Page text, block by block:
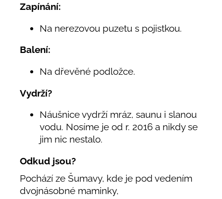
Zapínání:
Na nerezovou puzetu s pojistkou.
Balení:
Na dřevěné podložce.
Vydrží?
Náušnice vydrží mráz, saunu i slanou
vodu. Nosíme je od r. 2016 a nikdy se
jim nic nestalo.
Odkud jsou?
Pochází ze Šumavy, kde je pod vedením
dvojnásobné maminky,